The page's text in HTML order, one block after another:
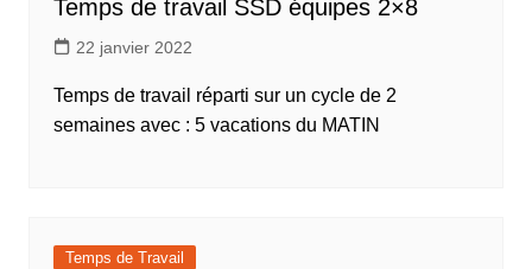
Temps de travail SSD équipes 2×8
22 janvier 2022
Temps de travail réparti sur un cycle de 2
semaines avec : 5 vacations du MATIN
Temps de Travail